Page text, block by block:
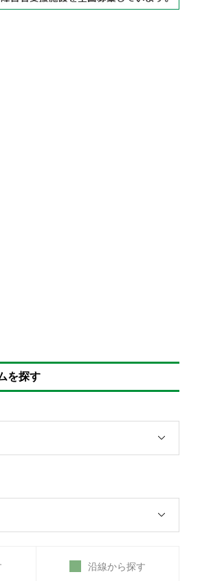
を探す
沿線から探す
）のグループホーム利用は通常より
来を考えると早めの利用が適切
制限を考慮して利用する